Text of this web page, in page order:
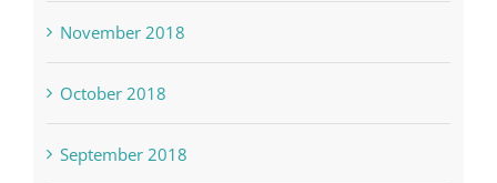
November 2018
October 2018
September 2018